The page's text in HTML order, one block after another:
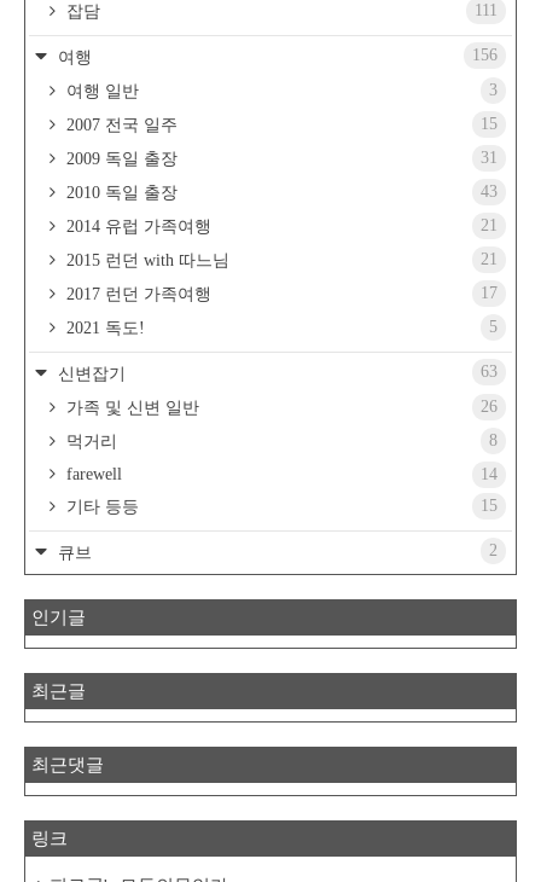
잡담
111
여행
156
여행 일반
3
2007 전국 일주
15
2009 독일 출장
31
2010 독일 출장
43
2014 유럽 가족여행
21
2015 런던 with 따느님
21
2017 런던 가족여행
17
2021 독도!
5
신변잡기
63
가족 및 신변 일반
26
먹거리
8
farewell
14
기타 등등
15
큐브 2
인기글
최근글
최근댓글
링크